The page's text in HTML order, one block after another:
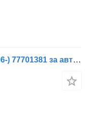
Полуоска MAN Diamond 14 (01.06-) 77701381 за автобус Temsa Diamond (2006-)